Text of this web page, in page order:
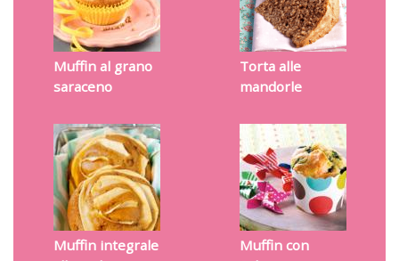
Muffin al grano
saraceno
Torta alle
mandorle
Muffin integrale
Muffin con